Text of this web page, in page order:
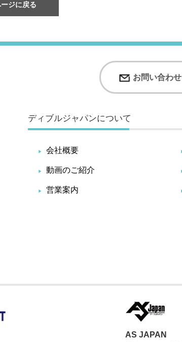
ジに戻る
お問い合わせ
ディブルジャパンについて
会社概要
動画のご紹介
営業案内
AS JAPAN